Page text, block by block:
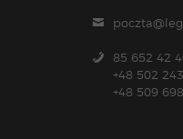
85 652 42
+48 502
+48 509